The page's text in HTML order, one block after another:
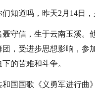
知道吗，昨天2月14日
聂守信，生于云南玉溪。
，受进步思想影响，参
的苦难和斗争。
国国歌《义勇军进行曲